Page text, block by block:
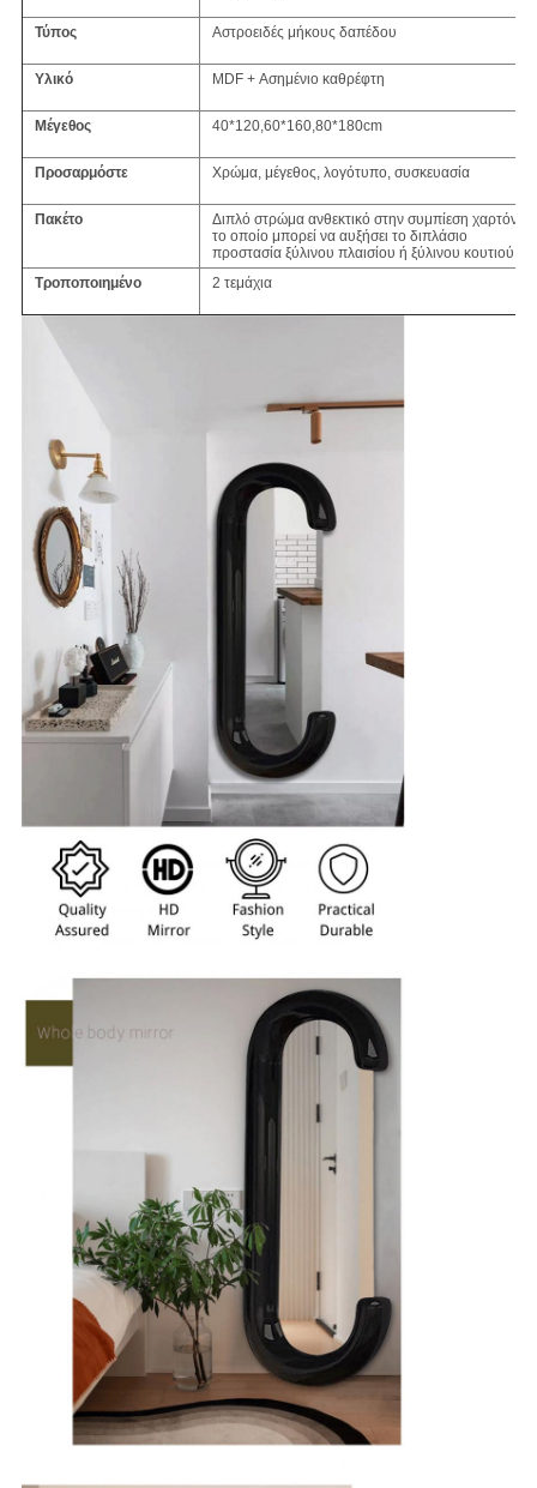
Τύπος Αστροειδές μήκους δαπέδου
Υλικό MDF + Ασημένιο καθρέφτη
Μέγεθος 40*120,60*160,80*180cm
Προσαρμόστε Χρώμα, μέγεθος, λογότυπο, συσκευασία
Πακέτο
Διπλό στρώμα ανθεκτικό στην συμπίεση χαρτόνι
το οποίο μπορεί να αυξήσει το διπλάσιο
προστασία ξύλινου πλαισίου ή ξύλινου κουτιού
Τροποποιημένο
2 τεμάχια